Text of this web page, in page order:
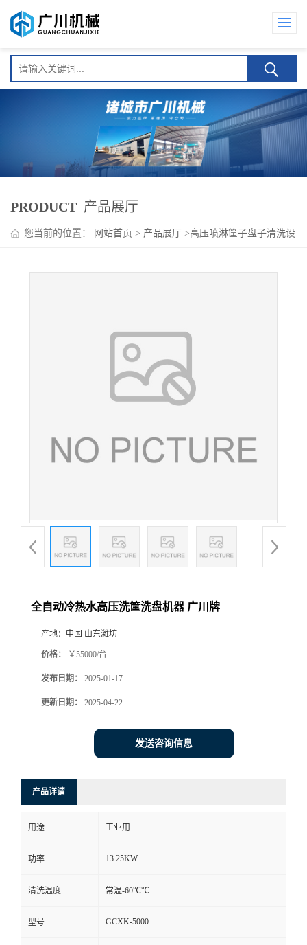
PRODUCT 产品展厅
您当前的位置： 网站首页 > 产品展厅 >高压喷淋筐子盘子清洗设
全自动冷热水高压洗筐洗盘机器 广川牌
产地： 中国 山东潍坊
价格： ￥55000/台
发布日期： 2025-01-17
更新日期： 2025-04-22
发送咨询信息
产品详请
用途 工业用
功率 13.25KW
清洗温度 常温-60℃℃
型号 GCXK-5000